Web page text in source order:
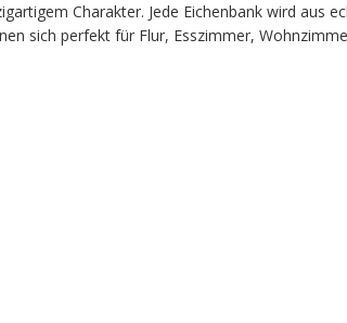
Charakter. Jede Eichenbank wird aus
sich perfekt für Flur, Esszimmer,